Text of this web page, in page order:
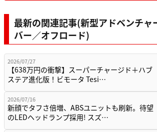
最新の関連記事(新型アドベンチャ
バー／オフロード)
2026/07/27
【638万円の衝撃】スーパーチャージド＋ハブ
ステア進化版！ビモータ Tesi…
2026/07/16
新顔でタフさ倍増、ABSユニットも刷新。待望
のLEDヘッドランプ採用! スズ…